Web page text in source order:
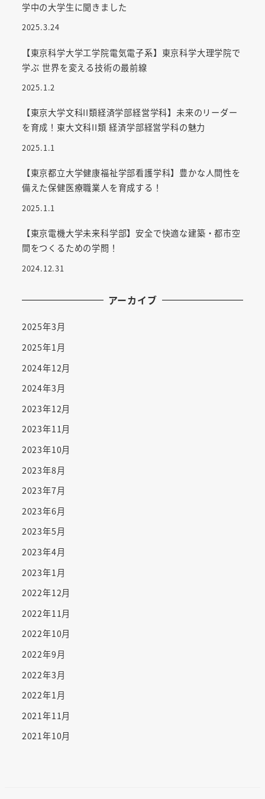
学中の大学生に聞きました
2025.3.24
【東京科学大学工学院電気電子系】東京科学大理学院で
学ぶ 世界を変える技術の最前線
2025.1.2
【東京大学文科II類経済学部経営学科】未来のリーダー
を育成！東大文科II類 経済学部経営学科の魅力
2025.1.1
【東京都立大学健康福祉学部看護学科】豊かな人間性を
備えた保健医療職業人を育成する！
2025.1.1
【東京電機大学未来科学部】安全で快適な建築・都市空
間をつくるための学問！
2024.12.31
アーカイブ
2025年3月
2025年1月
2024年12月
2024年3月
2023年12月
2023年11月
2023年10月
2023年8月
2023年7月
2023年6月
2023年5月
2023年4月
2023年1月
2022年12月
2022年11月
2022年10月
2022年9月
2022年3月
2022年1月
2021年11月
2021年10月